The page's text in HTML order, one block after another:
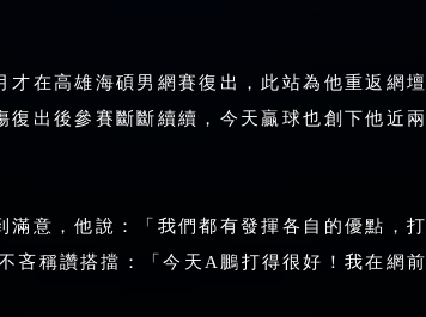
在高雄海碩男網賽復出，此站為他重返網壇
出後參賽斷斷續續，今天贏球也創下他近兩
意，他說：「我們都有發揮各自的優點，打
吝稱讚搭擋：「今天A鵬打得很好！我在網前